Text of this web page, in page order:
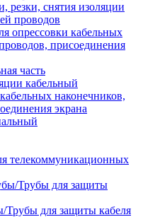
резки, снятия изоляции
проводов
опрессовки кабельных
присоединения
часть
кабельный
наконечников,
экрана
телекоммуникационных
Трубы для защиты кабеля